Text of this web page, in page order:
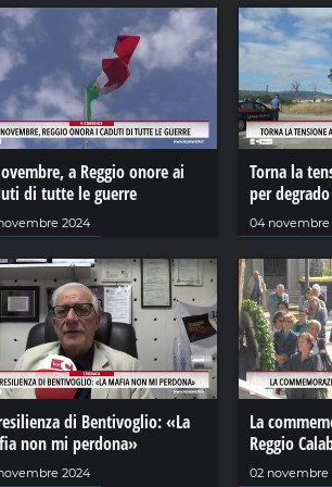
a Reggio onore ai
di tutte le guerre
2024
Torna la
per
04 novembre
di Bentivoglio: «La
non mi perdona»
2024
La
Reggio
02 novembre